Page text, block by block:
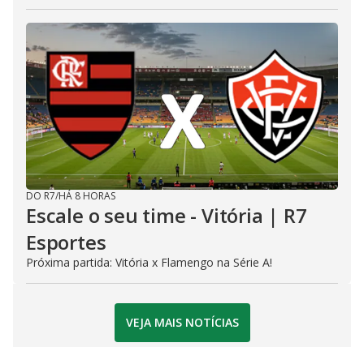
DO R7/HÁ 8 HORAS
Escale o seu time - Vitória | R7
Esportes
Próxima partida: Vitória x Flamengo na Série A!
VEJA MAIS NOTÍCIAS